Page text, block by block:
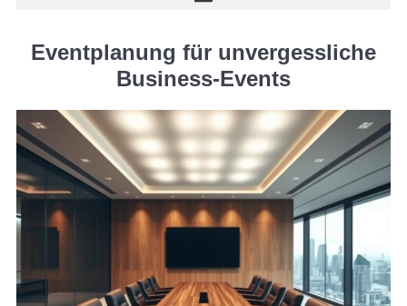
Eventplanung für unvergessliche
Business-Events